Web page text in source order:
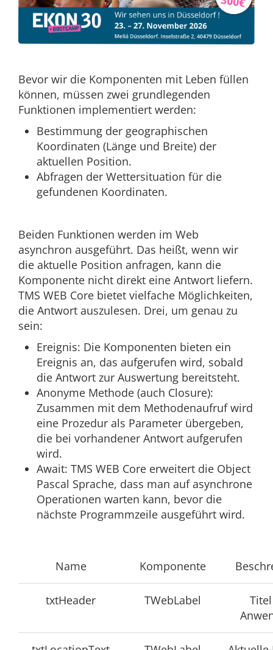
Bevor wir die Komponenten mit Leben füllen
können, müssen zwei grundlegenden
Funktionen implementiert werden:
Bestimmung der geographischen
Koordinaten (Länge und Breite) der
aktuellen Position.
Abfragen der Wettersituation für die
gefundenen Koordinaten.
Beiden Funktionen werden im Web
asynchron ausgeführt. Das heißt, wenn wir
die aktuelle Position anfragen, kann die
Komponente nicht direkt eine Antwort liefern.
TMS WEB Core bietet vielfache Möglichkeiten,
die Antwort auszulesen. Drei, um genau zu
sein:
Ereignis: Die Komponenten bieten ein
Ereignis an, das aufgerufen wird, sobald
die Antwort zur Auswertung bereitsteht.
Anonyme Methode (auch Closure):
Zusammen mit dem Methodenaufruf wird
eine Prozedur als Parameter übergeben,
die bei vorhandener Antwort aufgerufen
wird.
Await: TMS WEB Core erweitert die Object
Pascal Sprache, dass man auf asynchrone
Operationen warten kann, bevor die
nächste Programmzeile ausgeführt wird.
Name Komponente
txtHeader TWebLabel